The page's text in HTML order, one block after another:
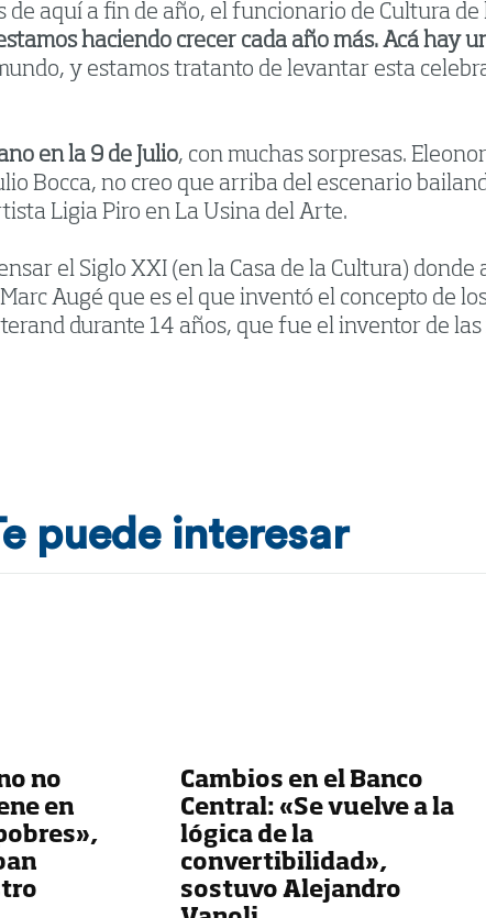
aquí a fin de año, el funcionario de Cultura de
haciendo crecer cada año más. Acá hay
y estamos tratanto de levantar esta
en la 9 de Julio, con muchas sorpresas.
Bocca, no creo que arriba del escenario
Ligia Piro en La Usina del Arte.
el Siglo XXI (en la Casa de la Cultura)
Augé que es el que inventó el concepto de
durante 14 años, que fue el inventor de
puede interesar
no
en
Cambios en el Banco
Central: «Se vuelve a la
lógica de la
convertibilidad»,
sostuvo Alejandro